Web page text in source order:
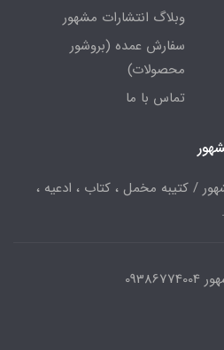
وبلاگ انتشارات مشهور
سفارش عمده (بروشور
محصولات)
تماس با ما
/ کتیبه مخمل ، کتاب ، ادعیه ،